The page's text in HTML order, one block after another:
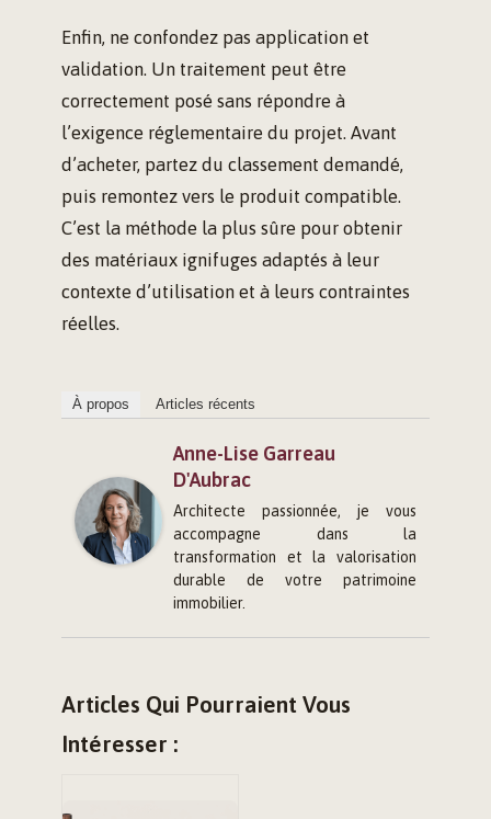
Enfin, ne confondez pas application et
validation. Un traitement peut être
correctement posé sans répondre à
l’exigence réglementaire du projet. Avant
d’acheter, partez du classement demandé,
puis remontez vers le produit compatible.
C’est la méthode la plus sûre pour obtenir
des matériaux ignifuges adaptés à leur
contexte d’utilisation et à leurs contraintes
réelles.
À propos Articles récents
Anne-Lise Garreau
D'Aubrac
Architecte passionnée, je vous
accompagne dans la
transformation et la valorisation
durable de votre patrimoine
immobilier.
Articles Qui Pourraient Vous
Intéresser :